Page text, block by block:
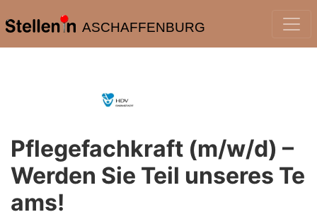
ASCHAFFENBURG
Pflegefachkraft (m/w/d) –
Werden Sie Teil unseres Te
ams!